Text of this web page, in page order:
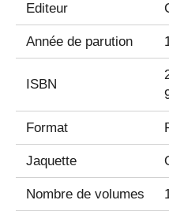
Editeur
Année de parution
ISBN
Format
Jaquette
Nombre de volumes